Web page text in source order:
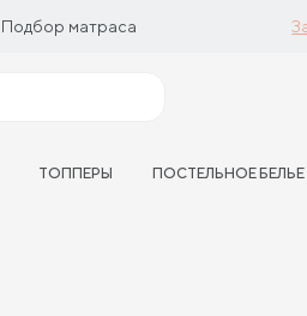
Подбор матраса
ТОППЕРЫ ПОСТЕЛЬНОЕ БЕЛЬЕ